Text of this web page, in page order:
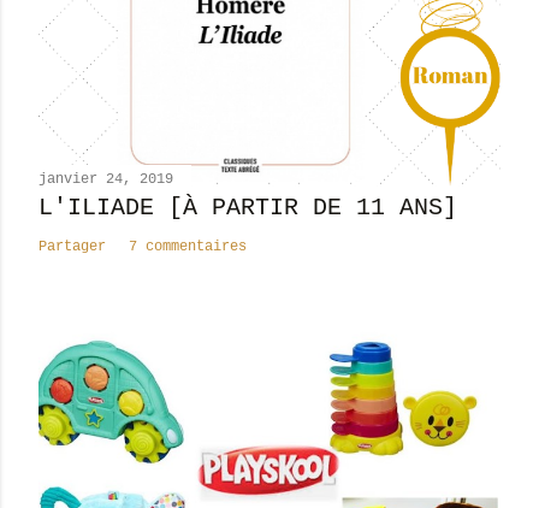
c
m
n
t
i
janvier 24, 2019
L'ILIADE [À PARTIR DE 11 ANS]
Partager 7 commentaires